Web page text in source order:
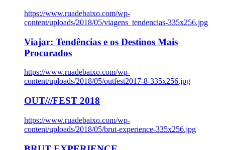
https://www.ruadebaixo.com/wp-
content/uploads/2018/05/viagens_tendencias-335x256.jpg
Viajar: Tendências e os Destinos Mais
Procurados
https://www.ruadebaixo.com/wp-
content/uploads/2018/05/outfest2017-8-335x256.jpg
OUT///FEST 2018
https://www.ruadebaixo.com/wp-
content/uploads/2018/05/brut-experience-335x256.jpg